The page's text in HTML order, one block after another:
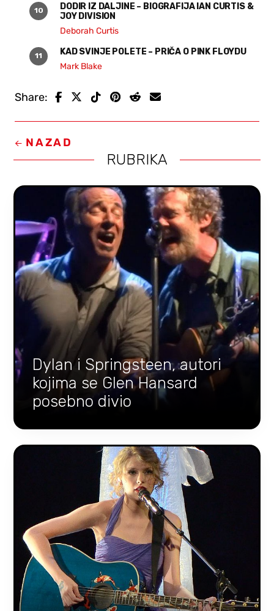
DODIR IZ DALJINE – BIOGRAFIJA IAN CURTIS &
JOY DIVISION
Deborah Curtis
KAD SVINJE POLETE – PRIČA O PINK FLOYDU
Mark Blake
Share:
NAZAD
RUBRIKA
Dylan i Springsteen, autori
kojima se Glen Hansard
posebno divio